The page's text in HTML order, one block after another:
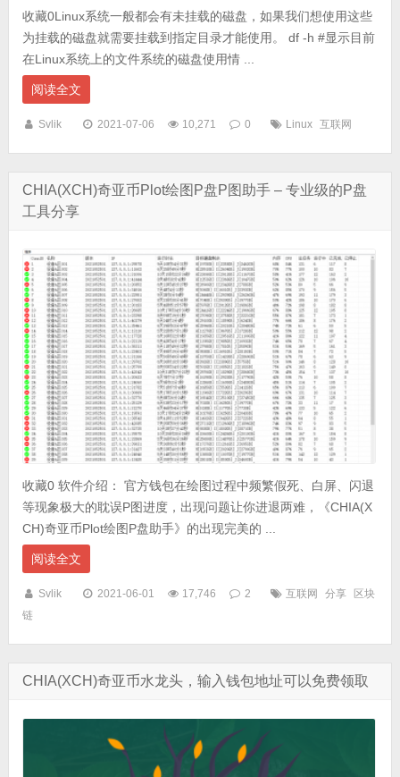
收藏0Linux系统一般都会有未挂载的磁盘，如果我们想使用这些
为挂载的磁盘就需要挂载到指定目录才能使用。 df -h #显示目前
在Linux系统上的文件系统的磁盘使用情 ...
阅读全文
Svlik 2021-07-06 10,271 0 Linux 互联网
CHIA(XCH)奇亚币Plot绘图P盘P图助手 – 专业级的P盘
工具分享
收藏0 软件介绍： 官方钱包在绘图过程中频繁假死、白屏、闪退
等现象极大的耽误P图进度，出现问题让你进退两难，《CHIA(X
CH)奇亚币Plot绘图P盘助手》的出现完美的 ...
阅读全文
Svlik 2021-06-01 17,746 2 互联网 分享
区块
链
CHIA(XCH)奇亚币水龙头，输入钱包地址可以免费领取